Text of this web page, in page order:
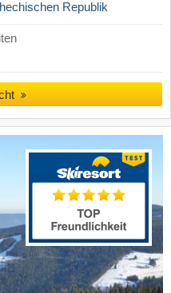
Republik